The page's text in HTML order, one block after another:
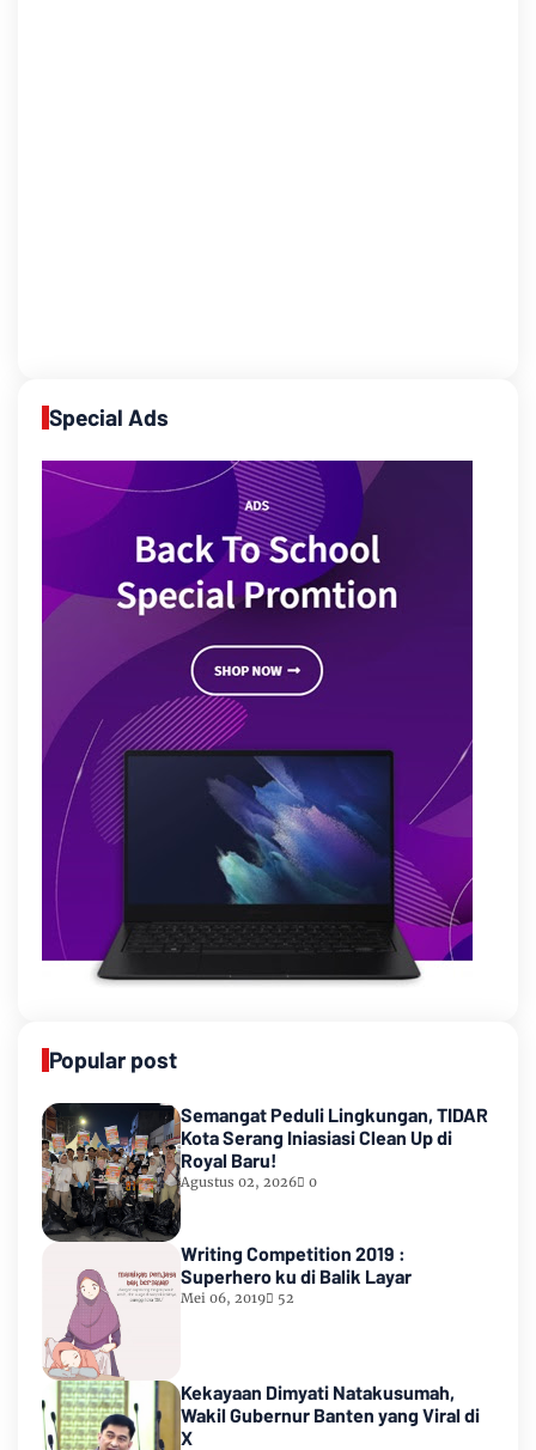
Special Ads
Popular post
Semangat Peduli Lingkungan, TIDAR
Kota Serang Iniasiasi Clean Up di
Royal Baru!
Agustus 02, 2026 0
Writing Competition 2019 :
Superhero ku di Balik Layar
Mei 06, 2019 52
Kekayaan Dimyati Natakusumah,
Wakil Gubernur Banten yang Viral di
X